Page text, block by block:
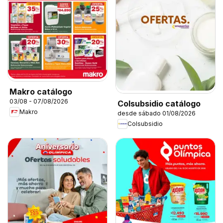
Makro catálogo
03/08 - 07/08/2026
Makro
Colsubsidio catálogo
desde sábado 01/08/2026
Colsubsidio